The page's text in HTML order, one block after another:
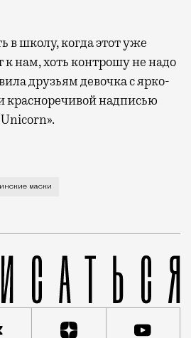
в школу, когда этот уже
к нам, хоть контрошу не надо
друзьям девочка с ярко-
красноречивой надписью
февраля — медицинские
маски